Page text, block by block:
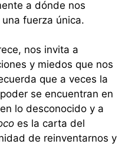
a dónde nos
fuerza única.
nos invita a
y miedos que nos
que a veces la
se encuentran en
lo desconocido y a
es la carta del
de reinventarnos y